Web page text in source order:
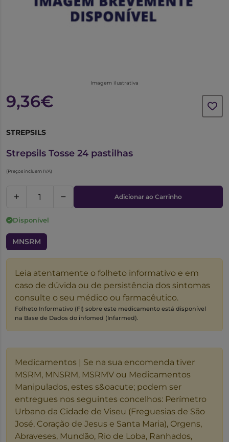
Imagem ilustrativa
9,36€
STREPSILS
Strepsils Tosse 24 pastilhas
(Preços incluem IVA)
Adicionar ao Carrinho
Disponível
MNSRM
Leia atentamente o folheto informativo e em
caso de dúvida ou de persistência dos sintomas
consulte o seu médico ou farmacêutico.
Folheto Informativo (FI) sobre este medicamento está disponível
na Base de Dados do infomed (Infarmed).
Medicamentos | Se na sua encomenda tiver
MSRM, MNSRM, MSRMV ou Medicamentos
Manipulados, estes s&oacute; podem ser
entregues nos seguintes concelhos: Perímetro
Urbano da Cidade de Viseu (Freguesias de São
José, Coração de Jesus e Santa Maria), Orgens,
Abraveses, Mundão, Rio de Loba, Ranhados,